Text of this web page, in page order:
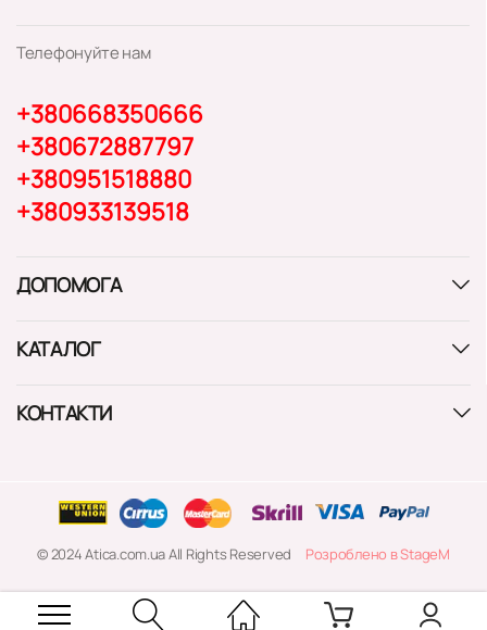
Телефонуйте нам
+380668350666
+380672887797
+380951518880
+380933139518
ДОПОМОГА
КАТАЛОГ
КОНТАКТИ
© 2024 Atica.com.ua All Rights Reserved Розроблено в StageM